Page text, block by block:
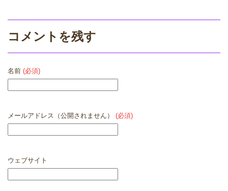
コメントを残す
名前 (必須)
メールアドレス（公開されません） (必須)
ウェブサイト